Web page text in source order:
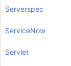
Serverspec
ServiceNow
Servlet